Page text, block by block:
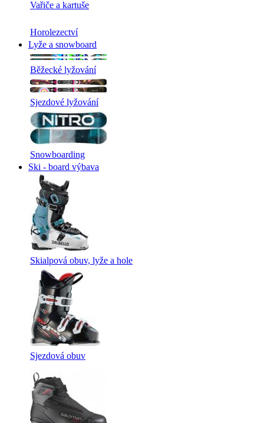
Vařiče a kartuše
Horolezectví
Lyže a snowboard
Běžecké lyžování
Sjezdové lyžování
Snowboarding
Ski - board výbava
Skialpová obuv, lyže a hole
Sjezdová obuv